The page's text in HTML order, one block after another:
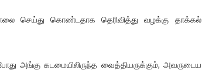
செய்து கொண்டதாக தெரிவித்து வழக்கு தாக்கல்
அங்கு கடமையிலிருந்த வைத்தியருக்கும், அவருடைய